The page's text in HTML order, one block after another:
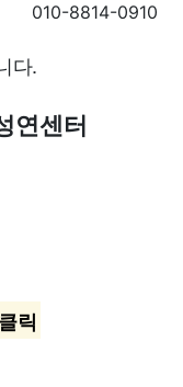
010-8814-0910
다.
연센터
릭